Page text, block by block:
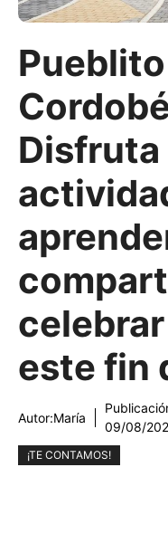
Pueblito
Disfruta
este fin
Autor:María
09/08/
¡TE CONTAMOS!